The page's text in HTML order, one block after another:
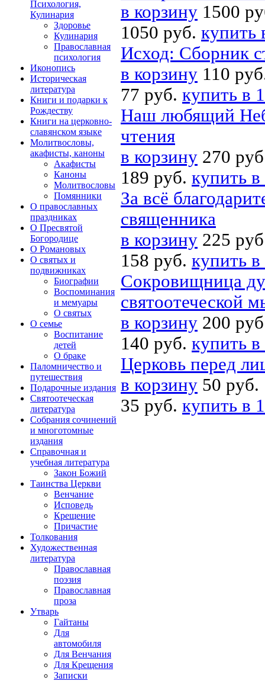
Психология,
Кулинария
Здоровье
Кулинария
Православная
психология
Иконопись
Историческая
литература
Книги и подарки к
Рождеству
Книги на церковно-
славянском языке
Молитвословы,
акафисты, каноны
Акафисты
Каноны
Молитвословы
Помянники
О православных
праздниках
О Пресвятой
Богородице
О Романовых
О святых и
подвижниках
Биографии
Воспоминания
и мемуары
О святых
О семье
Воспитание
детей
О браке
Паломничество и
путешествия
Подарочные издания
Святоотеческая
литература
Собрания сочинений
и многотомные
издания
Справочная и
учебная литература
Закон Божий
Таинства Церкви
Венчание
Исповедь
Крещение
Причастие
Толкования
Художественная
литература
Православная
поэзия
Православная
проза
Утварь
Гайтаны
Для
автомобиля
Для Венчания
Для Крещения
Записки
в корзину 1500
1050 руб. купить
Исход: Сборник
в корзину 110
77 руб. купить в
Наш любящий
чтения
в корзину 270
189 руб. купить
За всё
священника
в корзину 225
158 руб. купить
Сокровищница
святоотеческой
в корзину 200
140 руб. купить
Церковь перед
в корзину 50 руб.
35 руб. купить в